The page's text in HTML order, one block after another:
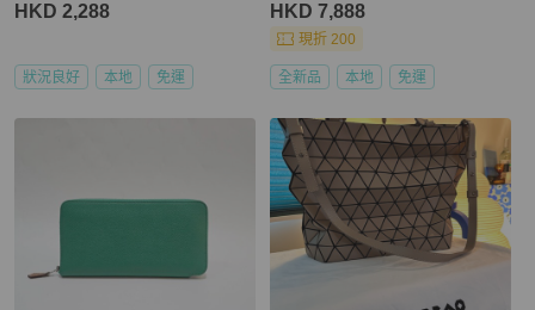
HKD 2,288
狀況良好 本地 免運
HKD 7,888
現折 200
全新品 本地 免運